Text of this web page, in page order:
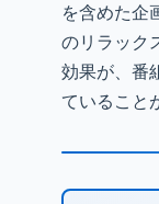
を含めた企
のリラック
効果が、番
ていること